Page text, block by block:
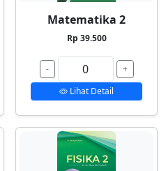
Matematika 2
Rp 39.500
-
+
Lihat Detail